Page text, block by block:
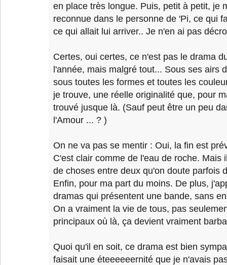
en place très longue. Puis, petit à petit, je
reconnue dans le personne de 'Pi, ce qui
ce qui allait lui arriver.. Je n'en ai pas
Certes, oui certes, ce n'est pas le drama
l'année, mais malgré tout... Sous ses airs
sous toutes les formes et toutes les
je trouve, une réelle originalité que, pour
trouvé jusque là. (Sauf peut être un peu
l'Amour ... ? )
On ne va pas se mentir : Oui, la fin est
C'est clair comme de l'eau de roche. Mais
de choses entre deux qu'on doute parfois
Enfin, pour ma part du moins. De plus,
dramas qui présentent une bande, sans
On a vraiment la vie de tous, pas
principaux où là, ça devient vraiment
Quoi qu'il en soit, ce drama est bien
faisait une éteeeeeernité que je n'avais